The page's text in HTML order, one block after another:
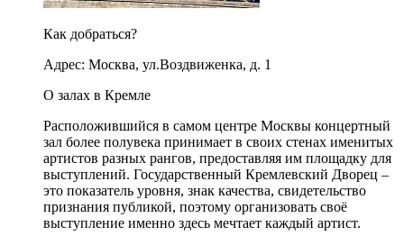
Как добраться?
Адрес: Москва, ул.Воздвиженка, д. 1
О залах в Кремле
Расположившийся в самом центре Москвы концертный
зал более полувека принимает в своих стенах именитых
артистов разных рангов, предоставляя им площадку для
выступлений. Государственный Кремлевский Дворец –
это показатель уровня, знак качества, свидетельство
признания публикой, поэтому организовать своё
выступление именно здесь мечтает каждый артист.